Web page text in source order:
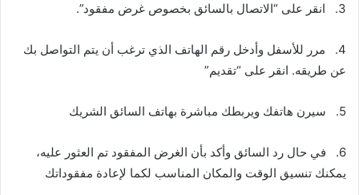
3. انقر على “الاتصال بالسائق بخصوص غرض مفقود”.
4. مرر للأسفل وأدخل رقم الهاتف الذي ترغب أن يتم التواصل بك
عن طريقه. انقر على “تقديم”
5. سيرن هاتفك ويربطك مباشرة بهاتف السائق الشريك
6. في حال رد السائق وأكد بأن الغرض المفقود تم العثور عليه،
يمكنك تنسيق الوقت والمكان المناسب لكما لإعادة مفقوداتك